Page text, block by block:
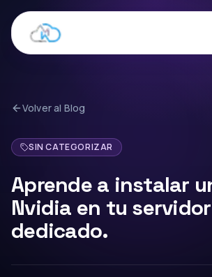
Volver al Blog
SIN CATEGORIZAR
Aprende a instalar
Nvidia en tu servidor
dedicado.